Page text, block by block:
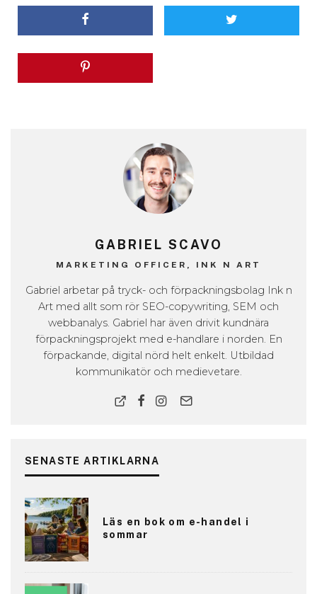
GABRIEL SCAVO
MARKETING OFFICER, INK N ART
Gabriel arbetar på tryck- och förpackningsbolag Ink n
Art med allt som rör SEO-copywriting, SEM och
webbanalys. Gabriel har även drivit kundnära
förpackningsprojekt med e-handlare i norden. En
förpackande, digital nörd helt enkelt. Utbildad
kommunikatör och medievetare.
SENASTE ARTIKLARNA
Läs en bok om e-handel i
sommar